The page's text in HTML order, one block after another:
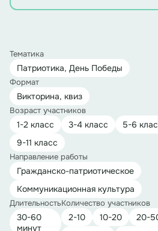
Тематика
Патриотика, День Победы
Формат
Викторина, квиз
Возраст участников
1-2 класс 3-4 класс 5-6
9-11 класс
Направление работы
Гражданско-патриотическое
Коммуникационная культура
Длительность
30-60
минут
Количество участников
2-10 10-20 20-